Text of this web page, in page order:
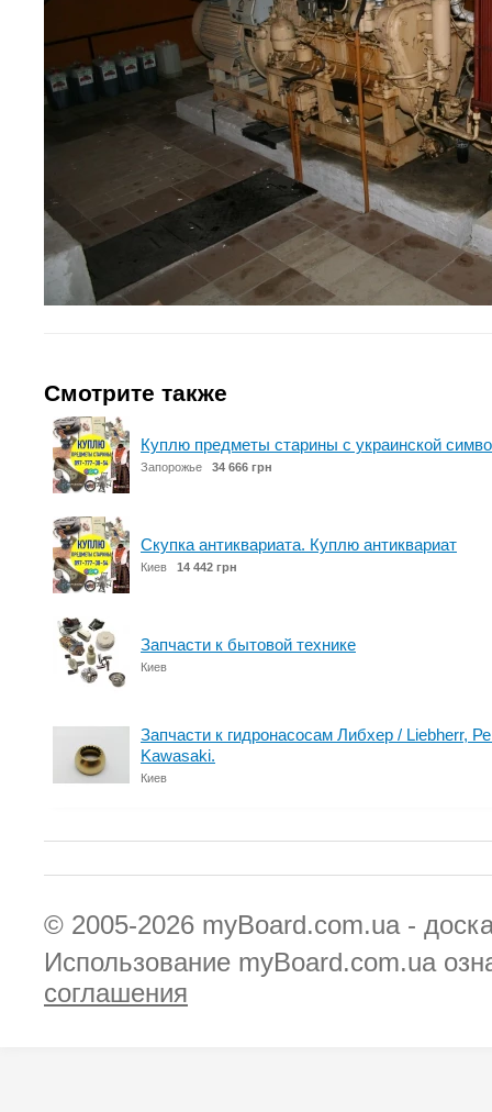
Смотрите также
Куплю предметы старины с украинской
Запорожье 34 666 грн
Скупка антиквариата. Куплю антиквариат
Киев 14 442 грн
Запчасти к бытовой технике
Киев
Запчасти к гидронасосам Либхер / Liebherr,
Kawasaki.
Киев
© 2005-2026 myBoard.com.ua -
Использование myBoard.com.ua
соглашения